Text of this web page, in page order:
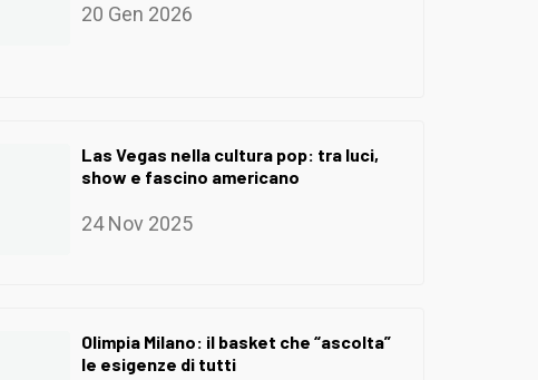
20 Gen 2026
Las Vegas nella cultura pop: tra luci,
show e fascino americano
24 Nov 2025
Olimpia Milano: il basket che “ascolta”
le esigenze di tutti